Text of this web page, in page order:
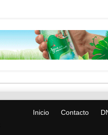
Inicio Contacto